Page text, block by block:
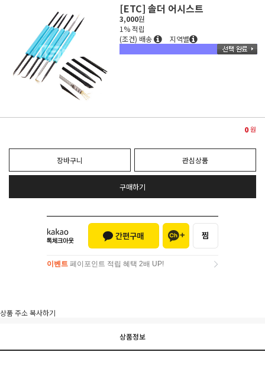
[ETC] 솔더 어시스트
3,000원
1% 적립
(조건) 배송
지역별
0원
장바구니 관심상품
구매하기
이벤트 페이포인트 적립 혜택 2배 UP!
상품 주소 복사하기
상품정보